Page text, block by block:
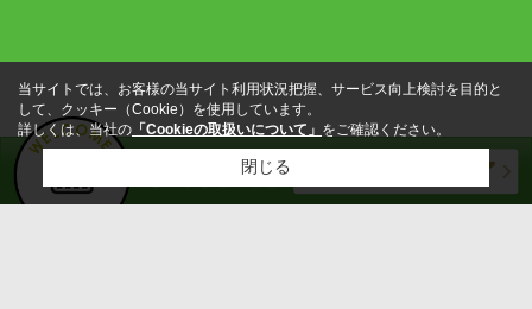
当サイトでは、お客様の当サイト利用状況把握、サービス向上検討を目的と
して、クッキー（Cookie）を使用しています。
詳しくは、当社の 「Cookieの取扱いについて」 をご確認ください。
閉じる